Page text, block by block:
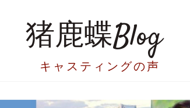
猪鹿蝶Blog
キャスティングの声